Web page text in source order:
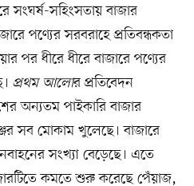
সহিংসতায় বাজার
পণ্যের সরবরাহে প্রতিবন্ধকতা
পর ধীরে ধীরে বাজারে পণ্যের
প্রথম আলোর প্রতিবেদন
অন্যতম পাইকারি বাজার
সব মোকাম খুলেছে। বাজারে
সংখ্যা বেড়েছে। এতে
কমতে শুরু করেছে পেঁয়াজ,